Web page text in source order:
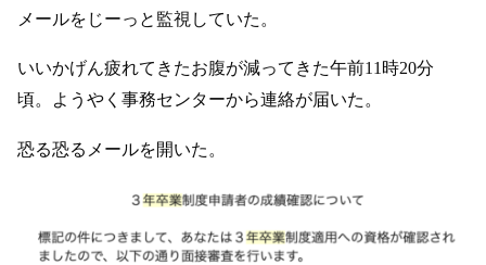
メールをじーっと監視していた。
いいかげん疲れてきたお腹が減ってきた午前11時20分
頃。ようやく事務センターから連絡が届いた。
恐る恐るメールを開いた。